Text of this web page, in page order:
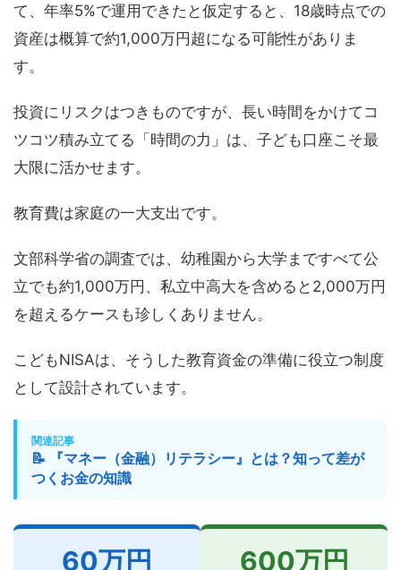
て、年率5%で運用できたと仮定すると、18歳時点での
資産は概算で約1,000万円超になる可能性がありま
す。
投資にリスクはつきものですが、長い時間をかけてコ
ツコツ積み立てる「時間の力」は、子ども口座こそ最
大限に活かせます。
教育費は家庭の一大支出です。
文部科学省の調査では、幼稚園から大学まですべて公
立でも約1,000万円、私立中高大を含めると2,000万円
を超えるケースも珍しくありません。
こどもNISAは、そうした教育資金の準備に役立つ制度
として設計されています。
関連記事
📝 『マネー（金融）リテラシー』とは？知って差が
つくお金の知識
60万円 600万円